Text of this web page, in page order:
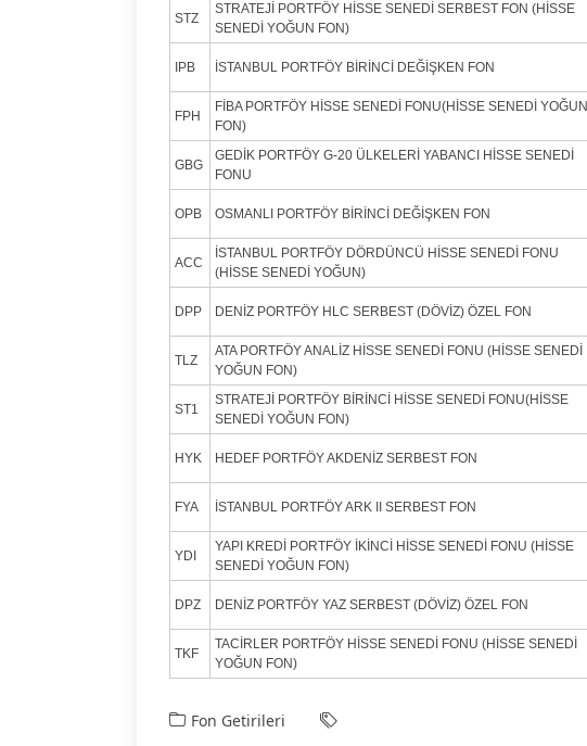
STZ
STRATEJİ PORTFÖY HİSSE SENEDİ SERBEST FON (HİSSE
SENEDİ YOĞUN FON)
IPB İSTANBUL PORTFÖY BİRİNCİ DEĞİŞKEN FON
FPH
FİBA PORTFÖY HİSSE SENEDİ FONU(HİSSE SENEDİ YOĞUN
FON)
GBG
GEDİK PORTFÖY G-20 ÜLKELERİ YABANCI HİSSE SENEDİ
FONU
OPB OSMANLI PORTFÖY BİRİNCİ DEĞİŞKEN FON
ACC
İSTANBUL PORTFÖY DÖRDÜNCÜ HİSSE SENEDİ FONU
(HİSSE SENEDİ YOĞUN)
DPP DENİZ PORTFÖY HLC SERBEST (DÖVİZ) ÖZEL FON
TLZ
ATA PORTFÖY ANALİZ HİSSE SENEDİ FONU (HİSSE SENEDİ
YOĞUN FON)
ST1
STRATEJİ PORTFÖY BİRİNCİ HİSSE SENEDİ FONU(HİSSE
SENEDİ YOĞUN FON)
HYK HEDEF PORTFÖY AKDENİZ SERBEST FON
FYA İSTANBUL PORTFÖY ARK II SERBEST FON
YDI
YAPI KREDİ PORTFÖY İKİNCİ HİSSE SENEDİ FONU (HİSSE
SENEDİ YOĞUN FON)
DPZ DENİZ PORTFÖY YAZ SERBEST (DÖVİZ) ÖZEL FON
TKF
TACİRLER PORTFÖY HİSSE SENEDİ FONU (HİSSE SENEDİ
YOĞUN FON)
Fon Getirileri